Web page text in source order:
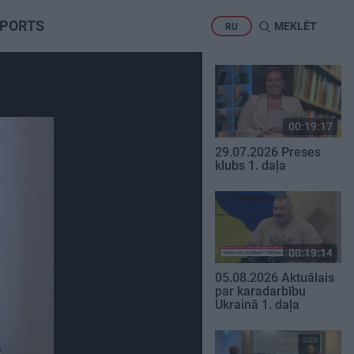
RU MEKLĒT
00:19:17
29.07.2026 Preses
klubs 1. daļa
00:19:14
05.08.2026 Aktuālais
par karadarbību
Ukrainā 1. daļa